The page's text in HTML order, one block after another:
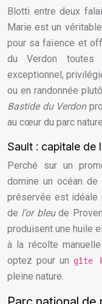
Blotti entre deux
Marie est un
pour sa faïence et
du Verdon toutes
exceptionnel,
ou en randonnée
Bastide du Verdon
au cœur du parc
Sault : capitale de
Perché sur un
domine un océan
préservée est idéale
de l’or bleude
produisent une huile
à la récolte
optez pour un gîte
pleine nature.